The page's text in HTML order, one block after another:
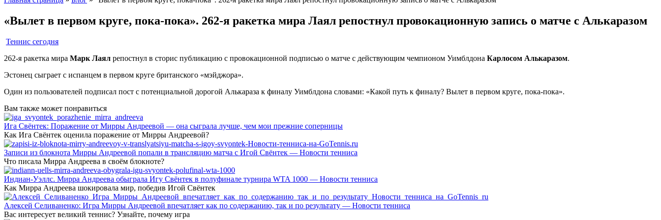
«Вылет в первом круге, пока-пока». 262-я ракетка мира Лаял репостнул провокационную запись о матче с Алькаразом
Теннис сегодня
262-я ракетка мира Марк Лаял репостнул в сторис публикацию с провокационной подписью о матче с действующим чемпионом Уимблдона Карлосом Алькаразом.
Эстонец сыграет с испанцем в первом круге британского «мэйджора».
Один из пользователей подписал пост с потенциальной дорогой Алькараза к финалу Уимблдона словами: «Какой путь к финалу? Вылет в первом круге, пока-пока».
Вам также может понравиться
Ига Свёнтек: Поражение от Мирры Андреевой — она сыграла лучше, чем мои прежние соперницы
Как Ига Свёнтек оценила поражение от Мирры Андреевой?
Записи из блокнота Мирры Андреевой попали в трансляцию матча с Игой Свёнтек — Новости тенниса
Что писала Мирра Андреева в своём блокноте?
Индиан-Уэллс. Мирра Андреева обыграла Игу Свёнтек в полуфинале турнира WTA 1000 — Новости тенниса
Как Мирра Андреева шокировала мир, победив Игой Свёнтек
Алексей Селиваненко: Игра Мирры Андреевой впечатляет как по содержанию, так и по результату — Новости тенниса
Вас интересует великий теннис? Узнайте, почему игра